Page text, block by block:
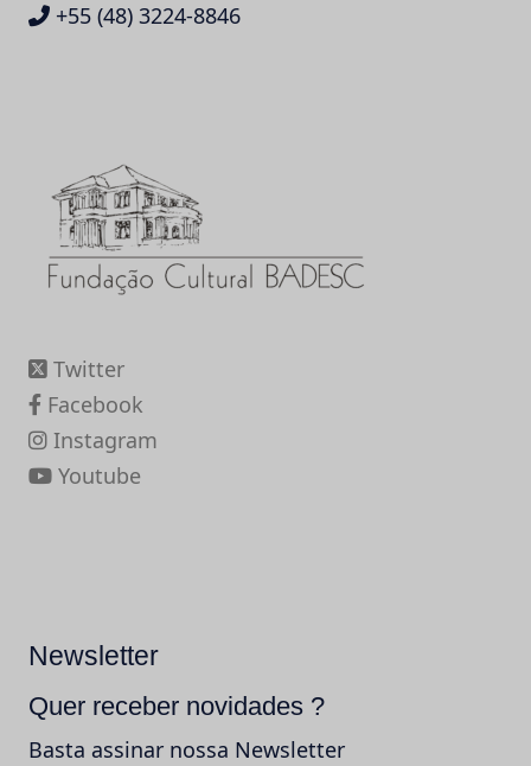
+55 (48) 3224-8846
Twitter
Facebook
Instagram
Youtube
Newsletter
Quer receber novidades ?
Basta assinar nossa Newsletter